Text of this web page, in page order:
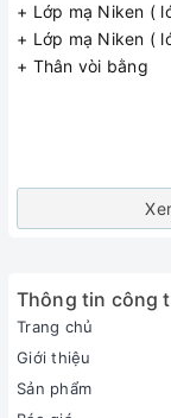
+ Lớp mạ Niken (
+ Lớp mạ Niken (
+ Thân vòi bằng
Thông tin công
Trang chủ
Giới thiệu
Sản phẩm